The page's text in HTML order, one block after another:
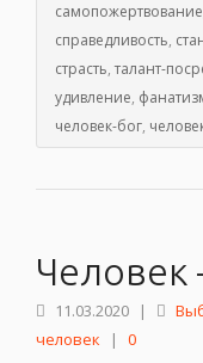
самопожертвование
справедливость,
страсть,талант-
удивление,
человек-бог,
Человек
11.03.2020 |
человек
| 0